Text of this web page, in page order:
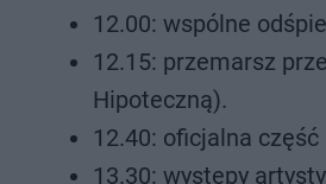
12.00: wspólne
12.15: przemarsz
Hipoteczną).
12.40: oficjalna
13.30: występy